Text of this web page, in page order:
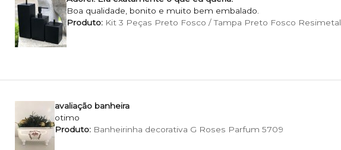
Boa qualidade, bonito e muito bem embalado.
Produto:Kit 3 Peças Preto Fosco / Tampa Preto Fosco Resimetal
avaliação banheira
otimo
Produto:Banheirinha decorativa G Roses Parfum 5709